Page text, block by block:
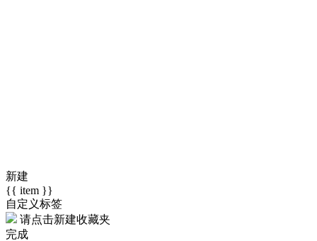
新建
{{ item }}
自定义标签
请点击新建收藏夹
完成